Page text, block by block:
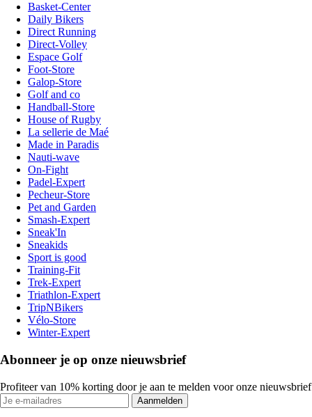
Basket-Center
Daily Bikers
Direct Running
Direct-Volley
Espace Golf
Foot-Store
Galop-Store
Golf and co
Handball-Store
House of Rugby
La sellerie de Maé
Made in Paradis
Nauti-wave
On-Fight
Padel-Expert
Pecheur-Store
Pet and Garden
Smash-Expert
Sneak'In
Sneakids
Sport is good
Training-Fit
Trek-Expert
Triathlon-Expert
TripNBikers
Vélo-Store
Winter-Expert
Abonneer je op onze nieuwsbrief
Profiteer van 10% korting door je aan te melden voor onze nieuwsbrief
Aanmelden